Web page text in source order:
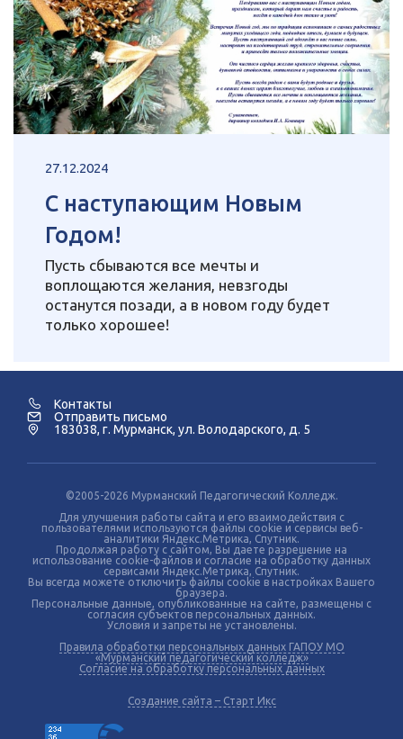
27.12.2024
С наступающим Новым
Годом!
Пусть сбываются все мечты и
воплощаются желания, невзгоды
останутся позади, а в новом году будет
только хорошее!
Контакты
Отправить письмо
183038, г. Мурманск, ул. Володарского, д. 5
©2005-2026 Мурманский Педагогический Колледж.
Для улучшения работы сайта и его взаимодействия с
пользователями используются файлы cookie и сервисы веб-
аналитики Яндекс.Метрика, Спутник.
Продолжая работу с сайтом, Вы даете разрешение на
использование cookie-файлов и согласие на обработку данных
сервисами Яндекс.Метрика, Спутник.
Вы всегда можете отключить файлы cookie в настройках Вашего
браузера.
Персональные данные, опубликованные на сайте, размещены с
согласия субъектов персональных данных.
Условия и запреты не установлены.
Правила обработки персональных данных ГАПОУ МО
«Мурманский педагогический колледж»
Согласие на обработку персональных данных
Создание сайта – Старт Икс